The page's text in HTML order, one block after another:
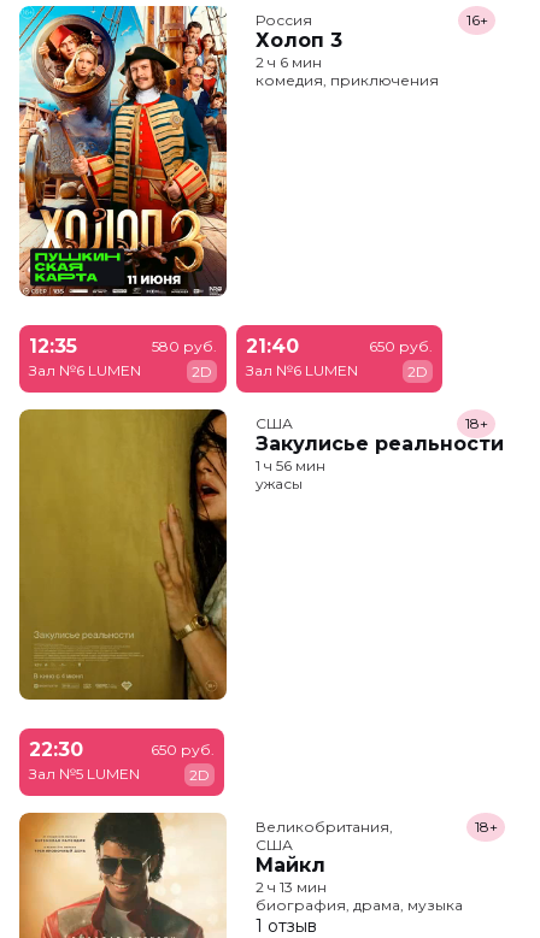
Россия
Холоп 3
16+
2 ч 6 мин
комедия, приключения
12:35
Зал №6 LUMEN
580 руб.
2D
21:40
Зал №6 LUMEN
650 руб.
2D
США
Закулисье реальности
18+
1 ч 56 мин
ужасы
22:30
Зал №5 LUMEN
650 руб.
2D
Великобритания,
США
Майкл
18+
2 ч 13 мин
биография, драма, музыка
1 отзыв